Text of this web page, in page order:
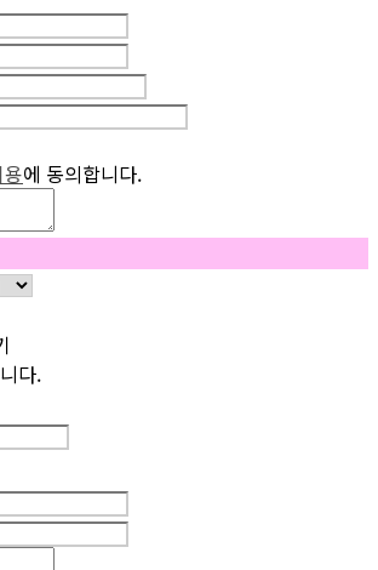
에 동의합니다.
다.